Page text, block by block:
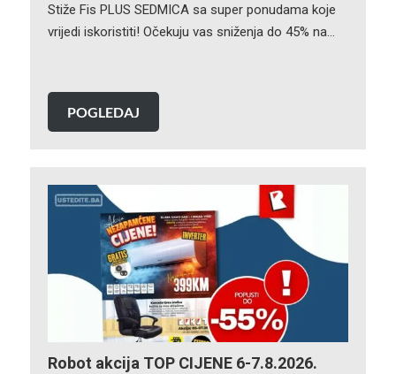
Stiže Fis PLUS SEDMICA sa super ponudama koje
vrijedi iskoristiti! Očekuju vas sniženja do 45% na…
POGLEDAJ
Robot akcija TOP CIJENE 6-7.8.2026.